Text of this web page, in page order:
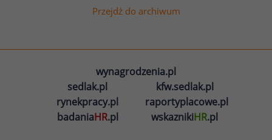
Przejdź do archiwum
wynagrodzenia.pl
sedlak.pl
kfw.sedlak.pl
rynekpracy.pl
raportyplacowe.pl
badaniaHR.pl wskaznikiHR.pl